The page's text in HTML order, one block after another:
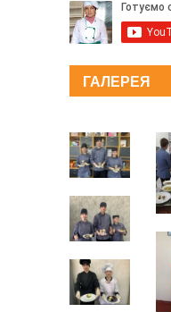
ГАЛЕРЕЯ